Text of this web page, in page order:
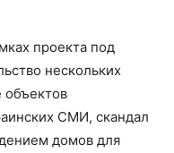
проекта под
нескольких
СМИ, скандал
домов для